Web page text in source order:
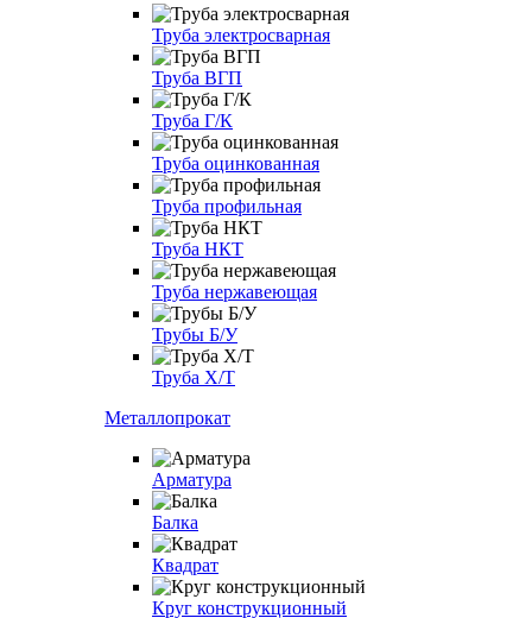
Труба электросварная
Труба ВГП
Труба Г/К
Труба оцинкованная
Труба профильная
Труба НКТ
Труба нержавеющая
Трубы Б/У
Труба Х/Т
Металлопрокат
Арматура
Балка
Квадрат
Круг конструкционный